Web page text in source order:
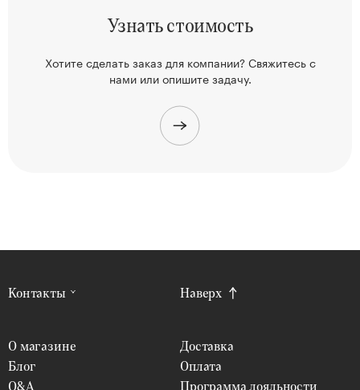
Узнатьстоимость
Хотите сделать заказ для компании? Свяжитесьс
нами или опишите задачу.
Контакты
О магазине
Блог
Q&A
Доставка
Оплата
Программа лояльности
Наверх